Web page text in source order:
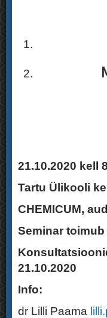
21.10.2020 kell
Tartu Ülikooli
CHEMICUM,
Seminar
21.10.2020
Info:
dr Lilli Paama